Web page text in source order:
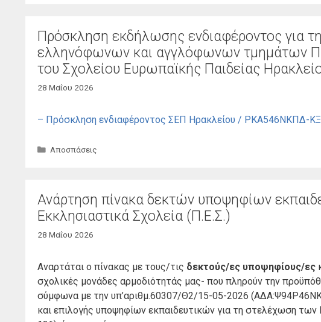
Πρόσκληση εκδήλωσης ενδιαφέροντος για
ελληνόφωνων και αγγλόφωνων τμημάτων
του Σχολείου Ευρωπαϊκής Παιδείας
28 Μαΐου 2026
– Πρόσκληση ενδιαφέροντος ΣΕΠ Ηρακλείου / ΡΚΑ546ΝΚΠΔ-
Κατηγορίες
Αποσπάσεις
Ανάρτηση πίνακα δεκτών υποψηφίων
Εκκλησιαστικά Σχολεία (Π.Ε.Σ.)
28 Μαΐου 2026
Αναρτάται ο πίνακας με τους/τις δεκτούς/ες υποψηφίους/ες
σχολικές μονάδες αρμοδιότητάς μας- που πληρούν την
σύμφωνα με την υπ’αριθμ.60307/Θ2/15-05-2026
και επιλογής υποψηφίων εκπαιδευτικών για τη στελέχωση